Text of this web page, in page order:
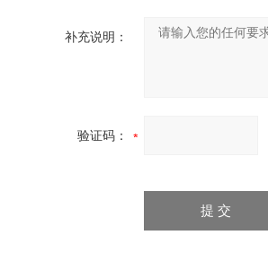
补充说明：
验证码：